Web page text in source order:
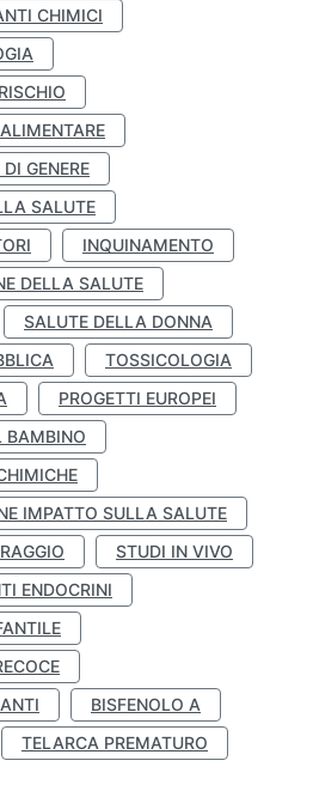
CHIMICI
GENERE
SALUTE
INQUINAMENTO
DELLA SALUTE
SALUTE DELLA DONNA
TOSSICOLOGIA
PROGETTI EUROPEI
BAMBINO
IMPATTO SULLA SALUTE
STUDI IN VIVO
ENDOCRINI
BISFENOLO A
TELARCA PREMATURO